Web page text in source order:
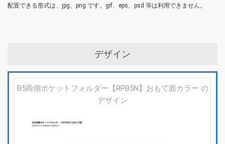
配置できる形式は、jpg、png です。gif、eps、psd 等は利用できません。
デザイン
B5両側ポケットフォルダー【RPB5N】おもて面カラー の
デザイン